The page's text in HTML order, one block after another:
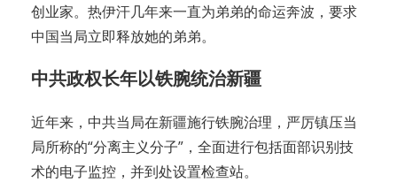
创业家。热伊汗几年来一直为弟弟的命运奔波，要求
中国当局立即释放她的弟弟。
中共政权长年以铁腕统治新疆
近年来，中共当局在新疆施行铁腕治理，严厉镇压当
局所称的“分离主义分子”，全面进行包括面部识别技
术的电子监控，并到处设置检查站。